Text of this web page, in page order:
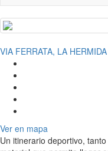
VIA FERRATA, LA HERMIDA
Ver en mapa
Un itinerario deportivo,